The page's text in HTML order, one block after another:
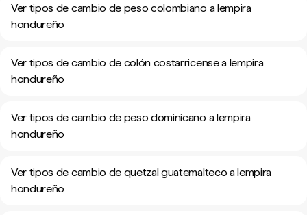
Ver tipos de cambio de peso colombiano a lempira
hondureño
Ver tipos de cambio de colón costarricense a lempira
hondureño
Ver tipos de cambio de peso dominicano a lempira
hondureño
Ver tipos de cambio de quetzal guatemalteco a lempira
hondureño